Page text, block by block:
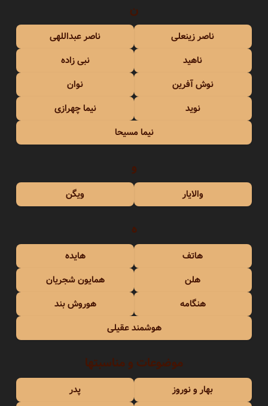
ن
ناصر زینعلی
ناصر عبداللهی
ناهید
نبی زاده
نوش آفرین
نوان
نوید
نیما چهرازی
نیما مسیحا
و
والایار ویگن
ه
هاتف
هایده
هلن
همایون شجریان
هنگامه
هوروش بند
هوشمند عقیلی
موضوعات و مناسبتها
بهار و نوروز پدر